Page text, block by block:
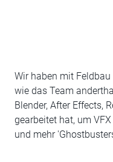
Wir haben mit
wie das Team
Blender, After Effects,
gearbeitet hat, um
und mehr